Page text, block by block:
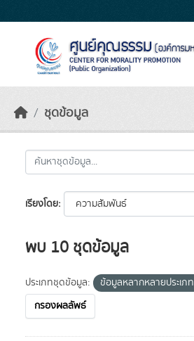
ชุดข้อมูล
เรียงโดย
พบ 10 ชุดข้อมูล
ประเภทชุดข้อมูล:
ข้อมูลหลากหลายประเภท
กรองผลลัพธ์